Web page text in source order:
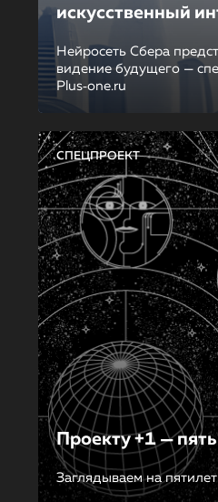
искусственный
Нейросеть Сбера
видение будущего —
Plus‑one.ru
СПЕЦПРОЕКТ
Проекту +1 —
Заглядываем на